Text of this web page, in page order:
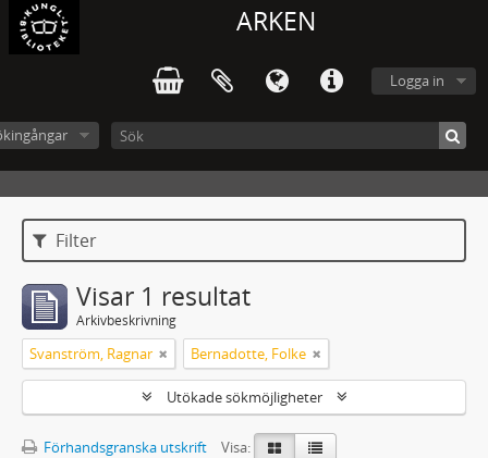
ARKEN
Logga in
Filter
Visar 1 resultat
Arkivbeskrivning
Svanström, Ragnar Bernadotte, Folke
Utökade sökmöjligheter
Förhandsgranska utskrift
Visa: